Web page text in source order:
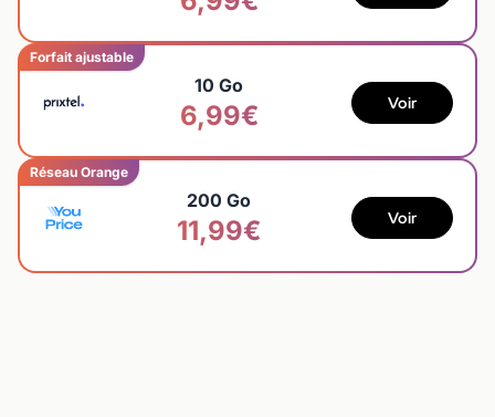
Forfait ajustable
10 Go
6,99€ Voir
Réseau Orange
200 Go
11,99€ Voir